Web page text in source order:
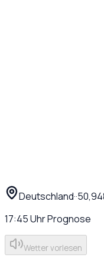
Deutschland··
17:45UhrPrognose
Wetter vorlesen